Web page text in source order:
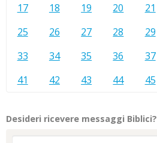
17
18 19 20 21
25
26 27 28 29
33
34 35 36 37
41
42 43 44 45
Desideri ricevere messaggi Biblici?